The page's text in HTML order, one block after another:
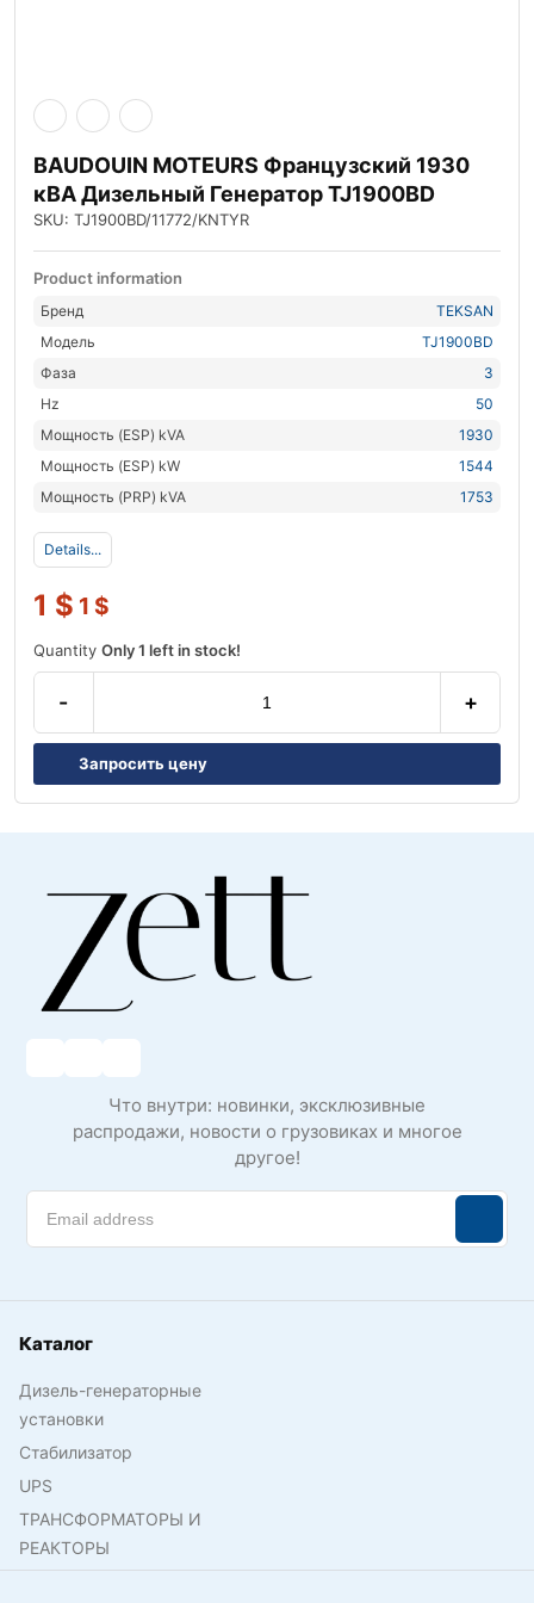
BAUDOUIN MOTEURS Французский 1930
кВА Дизельный Генератор TJ1900BD
SKU: TJ1900BD/11772/KNTYR
Product information
Бренд
TEKSAN
Модель
TJ1900BD
Фаза
3
Hz
50
Мощность (ESP) kVA
1930
Мощность (ESP) kW
1544
Мощность (PRP) kVA
1753
Details...
1 $ 1 $
Quantity Only 1 left in stock!
- +
Запросить цену
Что внутри: новинки, эксклюзивные
распродажи, новости о грузовиках и многое
другое!
Каталог
Дизель-генераторные
установки
Стабилизатор
UPS
ТРАНСФОРМАТОРЫ И
РЕАКТОРЫ